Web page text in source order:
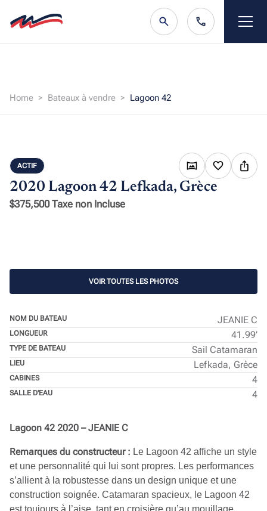
Home Bateaux à vendre Lagoon 42
ACTIF
2020 Lagoon 42 Lefkada, Grèce
$375,500 Taxe non Incluse
VOIR TOUTES LES PHOTOS
NOM DU BATEAU JEANIE C
LONGUEUR 41.99’
TYPE DE BATEAU Sail Catamaran
LIEU Lefkada, Grèce
CABINES 4
SALLE D'EAU 4
Lagoon 42 2020 – JEANIE C
Remarques du constructeur : Le Lagoon 42 affiche un style
et une personnalité qui lui sont propres. Les performances
s’allient à la robustesse dans un design unique et une
construction soignée. Catamaran spacieux, le Lagoon 42
est toujours à l’aise, tant en croisière qu’au mouillage.